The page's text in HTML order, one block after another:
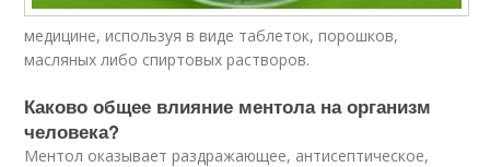
медицине, используя в виде таблеток, порошков,
масляных либо спиртовых растворов.
Каково общее влияние ментола на организм
человека?
Ментол оказывает раздражающее, антисептическое,